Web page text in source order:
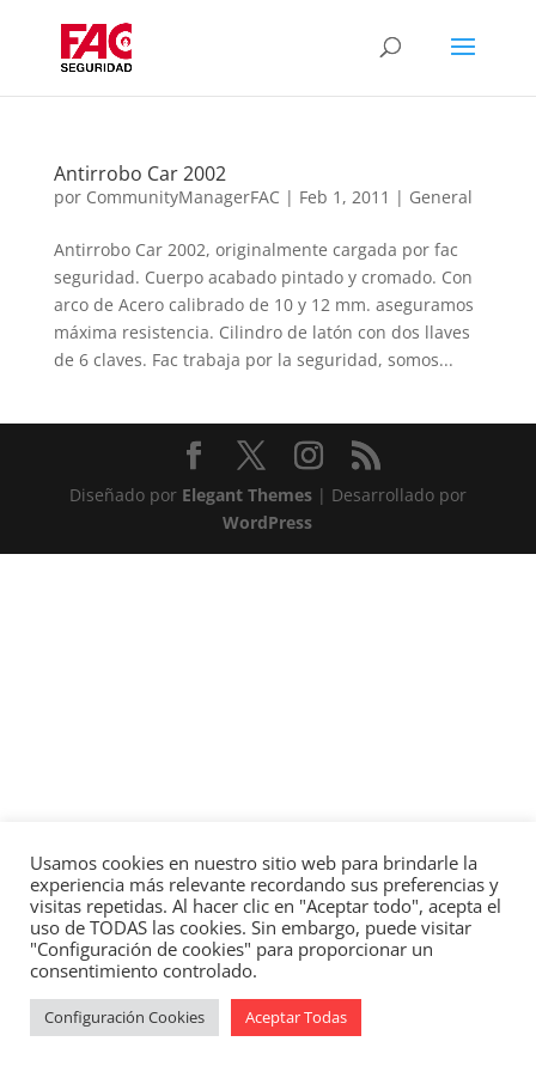
Antirrobo Car 2002
por CommunityManagerFAC | Feb 1, 2011 | General
Antirrobo Car 2002, originalmente cargada por fac
seguridad. Cuerpo acabado pintado y cromado. Con
arco de Acero calibrado de 10 y 12 mm. aseguramos
máxima resistencia. Cilindro de latón con dos llaves
de 6 claves. Fac trabaja por la seguridad, somos...
Diseñado por Elegant Themes| Desarrollado por
WordPress
Usamos cookies en nuestro sitio web para brindarle la
experiencia más relevante recordando sus preferencias y
visitas repetidas. Al hacer clic en "Aceptar todo", acepta el
uso de TODAS las cookies. Sin embargo, puede visitar
"Configuración de cookies" para proporcionar un
consentimiento controlado.
Configuración Cookies Aceptar Todas